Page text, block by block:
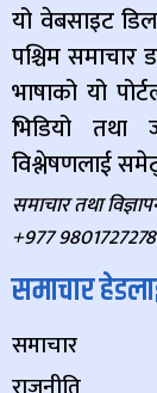
यो वेबसाइट
पश्चिम समाचार
भाषाको यो
भिडियो तथा
विश्लेषणलाई
समाचार तथा
+977 9801727278
समाचार
समाचार